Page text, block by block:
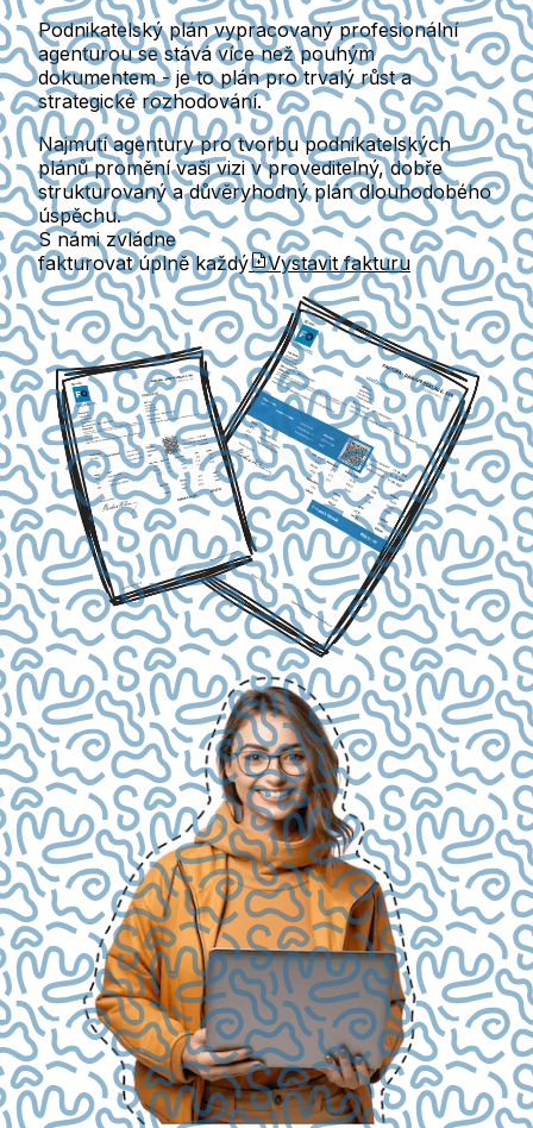
Podnikatelský plán vypracovaný profesionální
agenturou se stává více než pouhým
dokumentem - je to plán pro trvalý růst a
strategické rozhodování.
Najmutí agentury pro tvorbu podnikatelských
plánů promění vaši vizi v proveditelný, dobře
strukturovaný a důvěryhodný plán dlouhodobého
úspěchu.
S námi zvládne
fakturovat úplně každý
Vystavit fakturu